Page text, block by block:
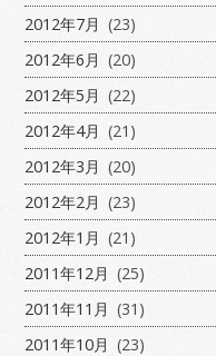
2012年7月 (23)
2012年6月 (20)
2012年5月 (22)
2012年4月 (21)
2012年3月 (20)
2012年2月 (23)
2012年1月 (21)
2011年12月 (25)
2011年11月 (31)
2011年10月 (23)